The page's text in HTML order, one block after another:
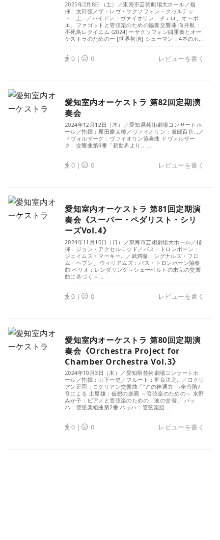
2025年2月8日（土）／東海市芸術劇場大ホール／指
揮：太田弦／ザ・レヴ・サクソフォン・クヮルテッ
ト：上...／ハイドン：ヴァイオリン、チェロ、オーボ
エ、ファゴットと管弦楽のための協奏交響曲 向井航：
不死鳥レクイエム (2024) ーサクソフォン四重奏とオー
ケストラのためのー [世界初演] シューマン：4本のホ...
0｜ 0 レビューを書く
愛知室内オーケストラ 第82回定期演
奏会
2024年12月12日（木）／愛知県芸術劇場コンサートホ
ール／指揮：原田慶太楼／ヴァイオリン：服部百音...／
ドヴォルザーク：ヴァイオリン協奏曲 ドヴォルザー
ク：交響曲第9番「新世界より」...
0｜ 0 レビューを書く
愛知室内オーケストラ 第81回定期演
奏会《スーパー・ペダリスト・シリ
ーズVol.4》
2024年11月10日（日）／東海市芸術劇場大ホール／指
揮：ジョン・アクセルロッド／バス・トロンボーン：
ジェイムス・マーキー...／武満徹：シグナルズ・フロ
ム・ヘブン J. ウィリアムズ：バス・トロンボーン協奏
曲 ベリオ：レンダリング～シューベルトの未完の交響
曲に基づく～...
0｜ 0 レビューを書く
愛知室内オーケストラ 第80回定期演
奏会《Orchestra Project for
Chamber Orchestra Vol.3》
2024年10月3日（木）／愛知県芸術劇場コンサートホ
ール／指揮：山下一史／フルート：世良法之...／ロクリ
アン正岡：ロクリアン交響曲「”7”の神通力」-全音階7
音による 土屋雄：仮想の楽園 ～管弦楽のための～ 水野
みか子：ピアノと管弦楽のための「波の交替」 バッ
ハ：管弦楽組曲第2番 バッハ：管弦楽組...
0｜ 0 レビューを書く